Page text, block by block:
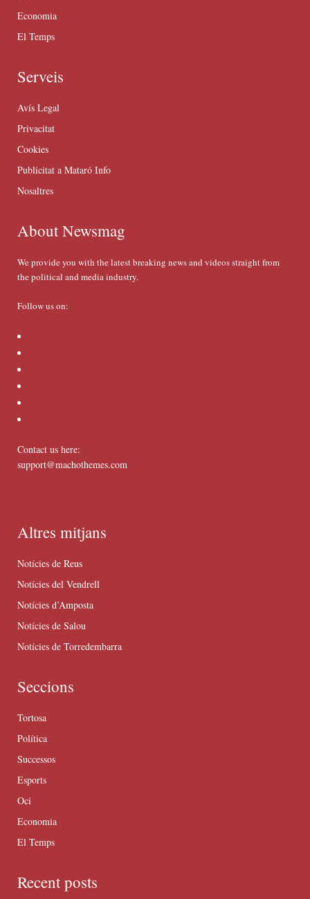
Economia
El Temps
Serveis
Avís Legal
Privacitat
Cookies
Publicitat a Mataró Info
Nosaltres
About Newsmag
We provide you with the latest breaking news and videos straight from
the political and media industry.
Follow us on:
Contact us here:
support@machothemes.com
Altres mitjans
Notícies de Reus
Notícies del Vendrell
Notícies d’Amposta
Notícies de Salou
Notícies de Torredembarra
Seccions
Tortosa
Política
Successos
Esports
Oci
Economia
El Temps
Recent posts